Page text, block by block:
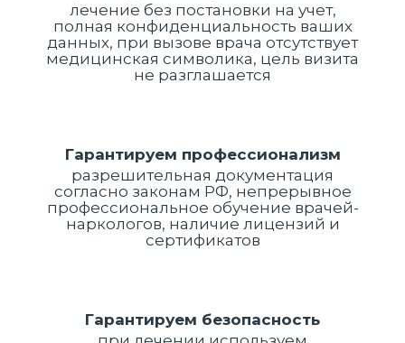
лечение без постановки на учет,
полная конфиденциальность ваших
данных, при вызове врача отсутствует
медицинская символика, цель визита
не разглашается
Гарантируем профессионализм
разрешительная документация
согласно законам РФ, непрерывное
профессиональное обучение врачей-
наркологов, наличие лицензий и
сертификатов
Гарантируем безопасность